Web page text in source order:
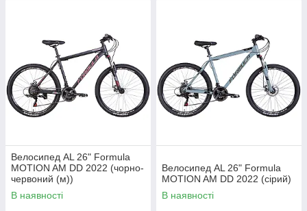
Велосипед AL 26" Formula
MOTION AM DD 2022 (чорно-
червоний (м))
В наявності
Велосипед AL 26" Formula
MOTION AM DD 2022 (сірий)
В наявності